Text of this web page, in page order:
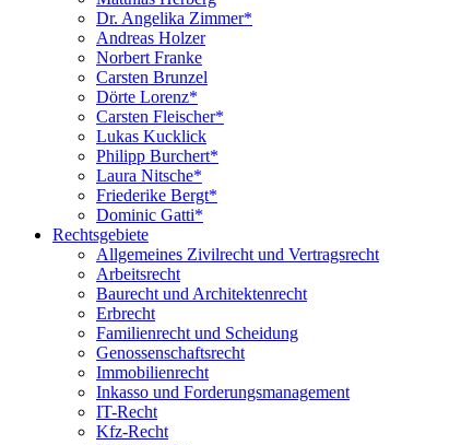
Dr. Angelika Zimmer*
Andreas Holzer
Norbert Franke
Carsten Brunzel
Dörte Lorenz*
Carsten Fleischer*
Lukas Kucklick
Philipp Burchert*
Laura Nitsche*
Friederike Bergt*
Dominic Gatti*
Rechtsgebiete
Allgemeines Zivilrecht und Vertragsrecht
Arbeitsrecht
Baurecht und Architektenrecht
Erbrecht
Familienrecht und Scheidung
Genossenschaftsrecht
Immobilienrecht
Inkasso und Forderungsmanagement
IT-Recht
Kfz-Recht